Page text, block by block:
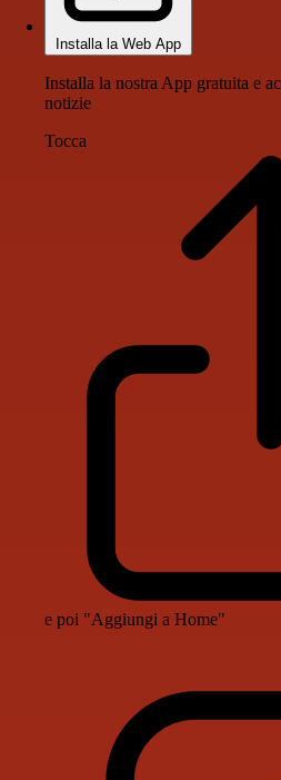
Installa la Web App
Installa la nostra App gratuita e
notizie
Tocca
e poi "Aggiungi a Home"